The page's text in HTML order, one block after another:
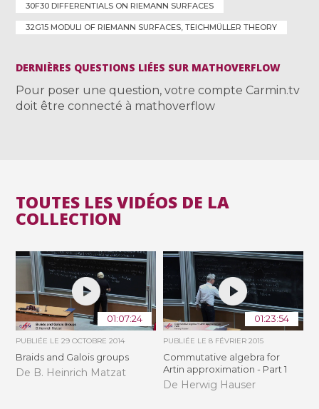
30F30 DIFFERENTIALS ON RIEMANN SURFACES
32G15 MODULI OF RIEMANN SURFACES, TEICHMÜLLER THEORY
DERNIÈRES QUESTIONS LIÉES SUR MATHOVERFLOW
Pour poser une question, votre compte Carmin.tv
doit être connecté à mathoverflow
TOUTES LES VIDÉOS DE LA
COLLECTION
01:07:24
PUBLIÉE LE29 OCTOBRE 2014
Braids and Galois groups
De B. Heinrich Matzat
01:23:54
PUBLIÉE LE 8 FÉVRIER 2015
Commutative algebra for
Artin approximation - Part 1
De Herwig Hauser